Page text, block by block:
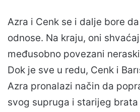
Azra i Cenk se i dalje bore
odnose. Na kraju, oni
međusobno povezani
Dok je sve u redu, Cenk i
Azra pronalazi način da
svog supruga i starijeg